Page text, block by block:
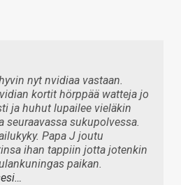
nyt nvidiaa vastaan.
kortit hörppää watteja jo
ja huhut lupailee vieläkin
seuraavassa sukupolvessa.
Papa J joutu
ihan tappiin jotta jotenkin
paikan.